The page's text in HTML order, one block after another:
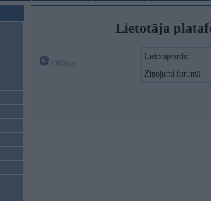
Lietotāja
Lietotājvārds:
Ziņojumi forumā: